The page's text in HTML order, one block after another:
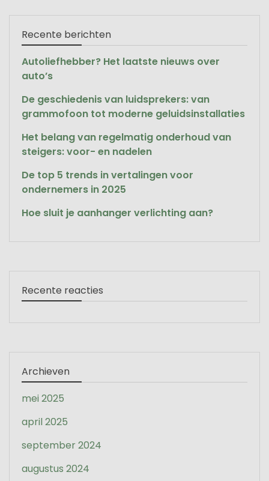
Recente berichten
Autoliefhebber? Het laatste nieuws over
auto’s
De geschiedenis van luidsprekers: van
grammofoon tot moderne geluidsinstallaties
Het belang van regelmatig onderhoud van
steigers: voor- en nadelen
De top 5 trends in vertalingen voor
ondernemers in 2025
Hoe sluit je aanhanger verlichting aan?
Recente reacties
Archieven
mei 2025
april 2025
september 2024
augustus 2024